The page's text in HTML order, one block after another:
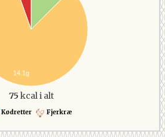
14.1g
75 kcal i alt
Kødretter Fjerkræ